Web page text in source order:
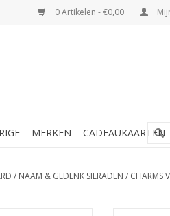
0 Artikelen - €0,00
MERKEN CADEAUKAARTEN
/ NAAM & GEDENK SIERADEN / CHARMS